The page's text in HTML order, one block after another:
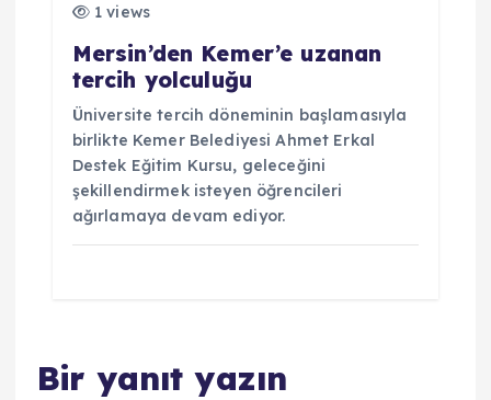
1 views
Mersin’den Kemer’e uzanan
tercih yolculuğu
Üniversite tercih döneminin başlamasıyla
birlikte Kemer Belediyesi Ahmet Erkal
Destek Eğitim Kursu, geleceğini
şekillendirmek isteyen öğrencileri
ağırlamaya devam ediyor.
Bir yanıt yazın